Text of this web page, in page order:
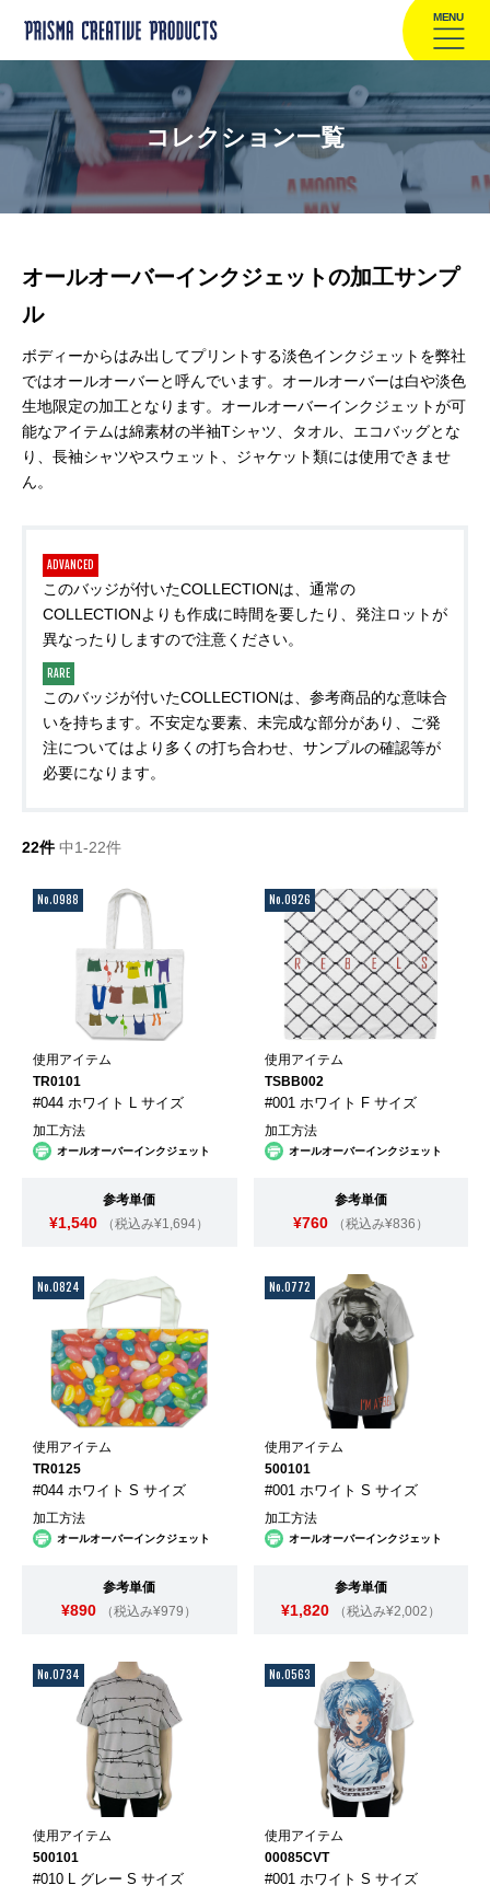
MENU
コレクション一覧
オールオーバーインクジェットの加工サンプ
ル
ボディーからはみ出してプリントする淡色インクジェットを弊社
ではオールオーバーと呼んでいます。オールオーバーは白や淡色
生地限定の加工となります。オールオーバーインクジェットが可
能なアイテムは綿素材の半袖Tシャツ、タオル、エコバッグとな
り、長袖シャツやスウェット、ジャケット類には使用できませ
ん。
ADVANCED
このバッジが付いたCOLLECTIONは、通常の
COLLECTIONよりも作成に時間を要したり、発注ロットが
異なったりしますので注意ください。
RARE
このバッジが付いたCOLLECTIONは、参考商品的な意味合
いを持ちます。不安定な要素、未完成な部分があり、ご発
注についてはより多くの打ち合わせ、サンプルの確認等が
必要になります。
22件 中1-22件
No.0988
使用アイテム
TR0101
#044 ホワイト L サイズ
加工方法
オールオーバーインクジェット
参考単価
¥1,540 （税込み¥1,694）
No.0926
使用アイテム
TSBB002
#001 ホワイト F サイズ
加工方法
オールオーバーインクジェット
参考単価
¥760 （税込み¥836）
No.0824
使用アイテム
TR0125
#044 ホワイト S サイズ
加工方法
オールオーバーインクジェット
参考単価
¥890 （税込み¥979）
No.0772
使用アイテム
500101
#001 ホワイト S サイズ
加工方法
オールオーバーインクジェット
参考単価
¥1,820 （税込み¥2,002）
No.0734
使用アイテム
500101
#010 L グレー S サイズ
No.0563
使用アイテム
00085CVT
#001 ホワイト S サイズ